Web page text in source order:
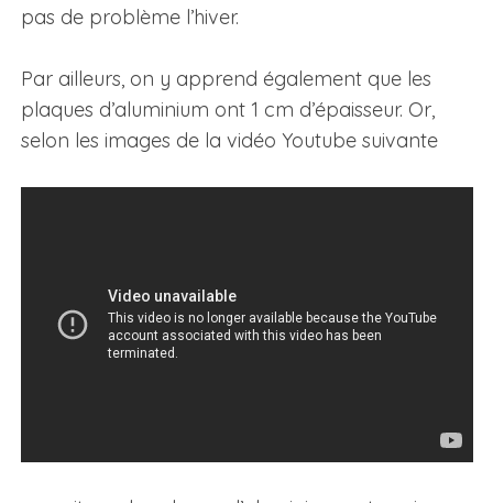
pas de problème l’hiver.
Par ailleurs, on y apprend également que les
plaques d’aluminium ont 1 cm d’épaisseur. Or,
selon les images de la vidéo Youtube suivante